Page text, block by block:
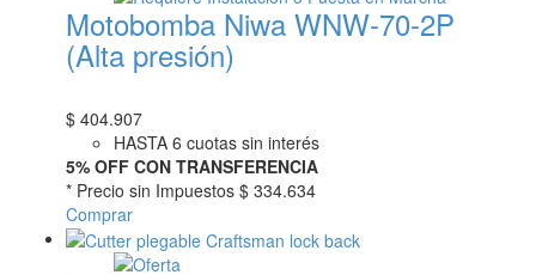
Motobomba Niwa WNW-70-2P
(Alta presión)
$ 404.907
HASTA 6 cuotas sin interés
5% OFF CON TRANSFERENCIA
* Precio sin Impuestos $ 334.634
Comprar